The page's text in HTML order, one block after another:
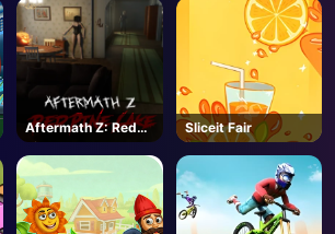
Aftermath Z: Red
Pine Lake - Steam
Sliceit Fair